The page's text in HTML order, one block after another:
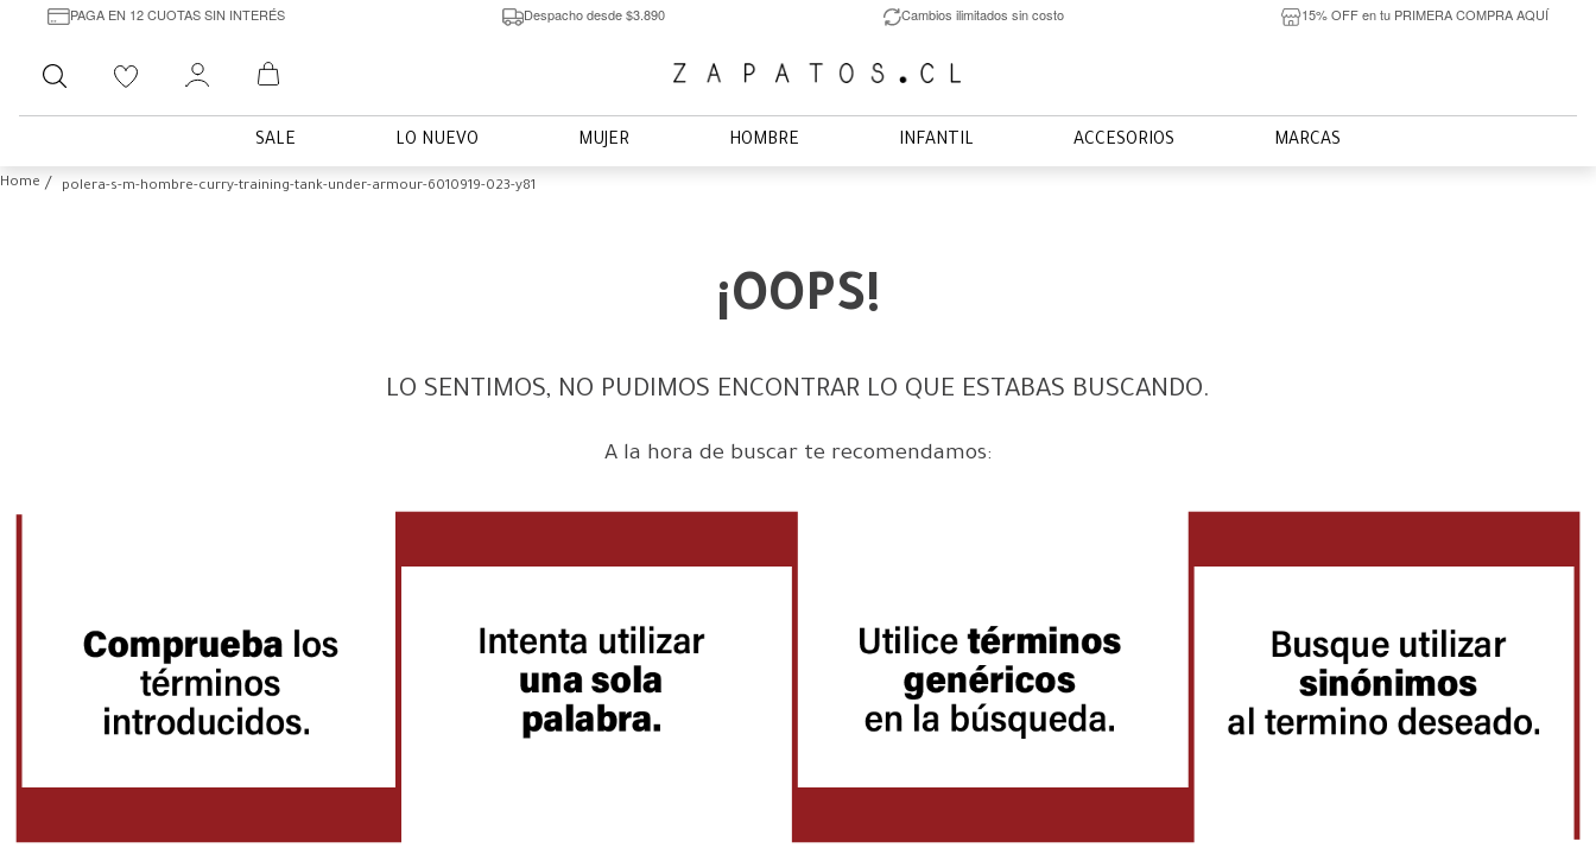
PAGA EN 12 CUOTAS SIN INTERÉS Despacho desde $3.890 Cambios ilimitados sin costo 15% OFF en tu PRIMERA COMPRA AQUÍ
Buscar
SALE LO NUEVO MUJER HOMBRE INFANTIL ACCESORIOS MARCAS
polera-s-m-hombre-curry-training-tank-under-armour-6010919-023-y81
¡OOPS!
LO SENTIMOS, NO PUDIMOS ENCONTRAR LO QUE ESTABAS BUSCANDO.
A la hora de buscar te recomendamos: